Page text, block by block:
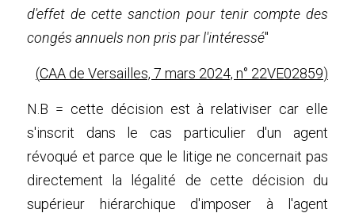
d'effet de cette sanction pour tenir compte des
congés annuels non pris par l'intéressé"
(CAA de Versailles, 7 mars 2024, n° 22VE02859)
N.B = cette décision est à relativiser car elle
s'inscrit dans le cas particulier d'un agent
révoqué et parce que le litige ne concernait pas
directement la légalité de cette décision du
supérieur hiérarchique d'imposer à l'agent